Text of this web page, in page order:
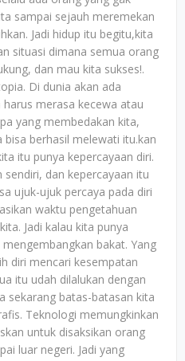
sampai sejauh meremekan
Jadi hidup itu begitu,kita
situasi dimana semua orang
dan mau kita sukses!.
Di dunia akan ada
merasa kecewa atau
yang membedakan kita,
berhasil melewati itu.kan
itu punya kepercayaan diri.
dan kepercayaan itu
ujuk-ujuk percaya pada diri
waktu pengetahuan
Jadi kalau kita punya
bakat. Yang
diri mencari kesempatan
itu udah dilalukan dengan
sekarang batas-batasan kita
Teknologi memungkinkan
untuk disaksikan orang
luar negeri. Jadi yang